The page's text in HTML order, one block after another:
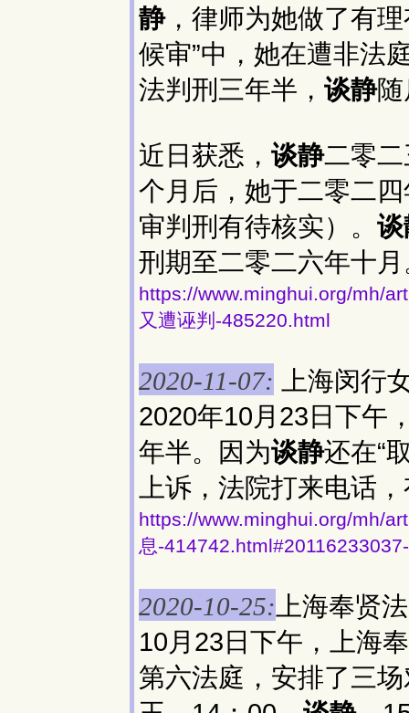
静，律师为她做了有
候审”中，她在遭非法
法判刑三年半， 谈静
近日获悉， 谈静二零
个月后，她于二零二
审判刑有待核实）。
刑期至二零二六年十
https://www.minghui.org/mh/
又遭诬判-485220.html
2020-11-07: 上海闵行
2020年10月23日下午
年半。因为谈静还在“
上诉，法院打来电话
https://www.minghui.org/mh/
息-
2020-10-25: 上海奉贤
10月23日下午，上海
第六法庭，安排了三